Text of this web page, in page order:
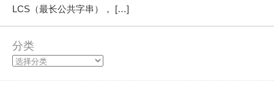
论文阅读
个人主页
LCS（最长公共字串）， […]
分类